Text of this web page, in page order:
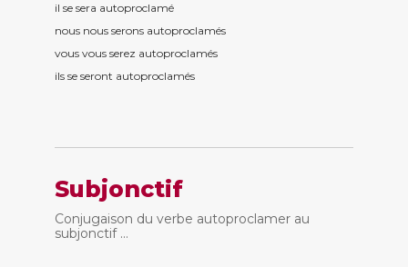
il se sera autoproclamé
nous nous serons autoproclamés
vous vous serez autoproclamés
ils se seront autoproclamés
Subjonctif
Conjugaison du verbe autoproclamer au
subjonctif ...